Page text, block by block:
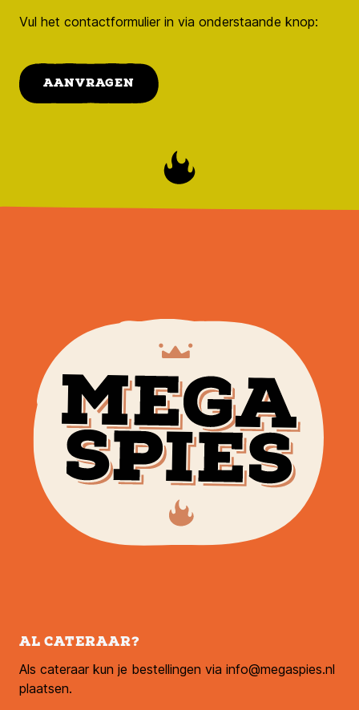
Vul het contactformulier in via onderstaande knop:
AANVRAGEN
AL CATERAAR?
Als cateraar kun je bestellingen via info@megaspies.nl
plaatsen.